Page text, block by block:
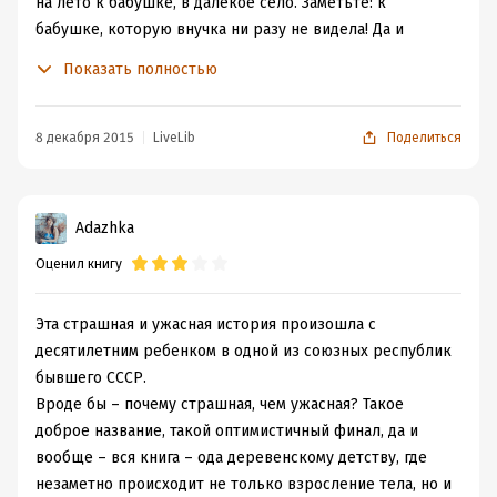
бабушке, которую внучка ни разу не видела! Да и
совершенно незнакомой женщине, за которую кто-то
Катю никто не встретил. И не известно чем бы всё это
закончилось, но на счастье, на вокзале им
повстречалась местная "ведьма" и, взглянув на
судьбу на себя.
А дальше... Дальше была сказка! Катю приняли в семью,
в село, в компанию. Катя стала "своей девочкой" —
любимой, неприкосновенной, родной.
Даже имя у неё появилось другое — Карина. Видимо,
это было привычней и правильней.
И жизнь у неё изменилась.
Показать полностью
8 декабря 2015 LiveLib Поделиться
Adazhka
Оценил книгу
Эта страшная и ужасная история произошла с
десятилетним ребенком в одной из союзных республик
бывшего СССР.
Вроде бы – почему страшная, чем ужасная? Такое
доброе название, такой оптимистичный финал, да и
вообще – вся книга – ода деревенскому детству, где
незаметно происходит не только взросление тела, но и